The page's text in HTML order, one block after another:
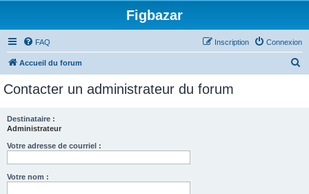
Figbazar
FAQ Connexion
Inscription
Accueil du forum
Contacter un administrateur du forum
Destinataire :
Administrateur
Votre adresse de courriel :
Votre nom :